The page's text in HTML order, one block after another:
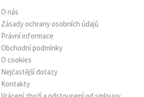
O nás
Zásady ochrany osobních údajů
Právní informace
Obchodní podmínky
O cookies
Nejčastější dotazy
Kontakty